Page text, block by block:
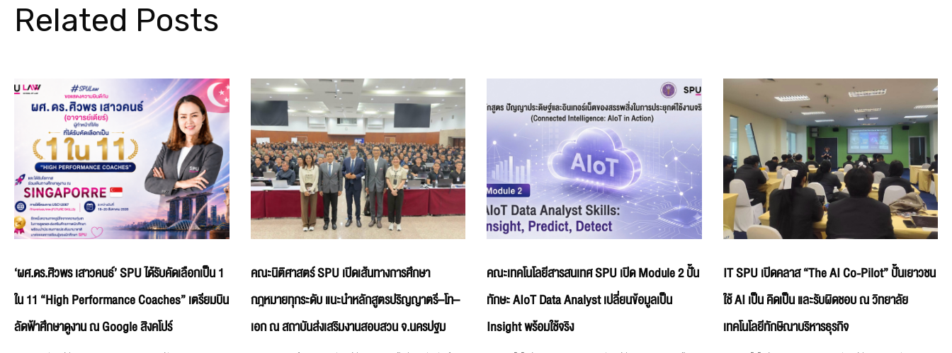
Related Posts
‘ผศ.ดร.ศิวพร เสาวคนธ์’ SPU ได้รับคัดเลือกเป็น 1
ใน 11 “High Performance Coaches” เตรียมบิน
ลัดฟ้าศึกษาดูงาน ณ Google สิงคโปร์
คณะนิติศาสตร์ SPU เปิดเส้นทางการศึกษา
กฎหมายทุกระดับ แนะนำหลักสูตรปริญญาตรี–โท–
เอก ณ สถาบันส่งเสริมงานสอบสวน จ.นครปฐม
คณะเทคโนโลยีสารสนเทศ SPU เปิด Module 2 ปั้น
ทักษะ AIoT Data Analyst เปลี่ยนข้อมูลเป็น
Insight พร้อมใช้จริง
IT SPU เปิดคลาส “The AI Co-Pilot” ปั้นเยาวชน
ใช้ AI เป็น คิดเป็น และรับผิดชอบ ณ วิทยาลัย
เทคโนโลยีทักษิณาบริหารธุรกิจ